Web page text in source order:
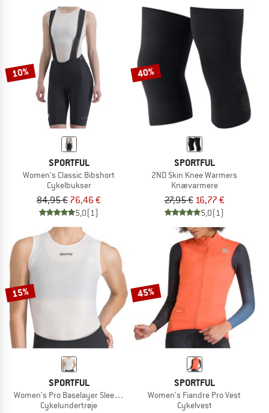
10%
SPORTFUL
Women's Classic Bibshort
Cykelbukser
84,95 € 76,46 €
5,0(1)
40%
SPORTFUL
2ND Skin Knee Warmers
Knævarmere
27,95 € 16,77 €
5,0(1)
15%
SPORTFUL
Women's Pro Baselayer Sleeveless
Cykelundertrøje
45%
SPORTFUL
Women's Fiandre Pro Vest
Cykelvest